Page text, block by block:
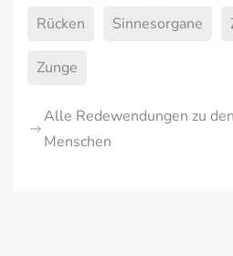
Rücken Sinnesorgane
Zunge
Alle Redewendungen zu
Menschen